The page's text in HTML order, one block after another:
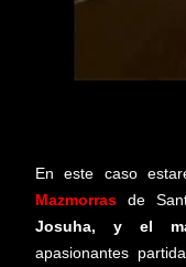
En este caso
Mazmorras de
Josuha, y el
apasionantes